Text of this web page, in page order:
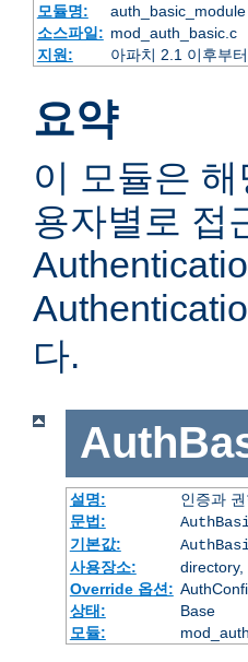
모듈명:
auth_basic_module
소스파일: mod_auth_basic.c
지원:
아파치 2.1 이후부터
요약
이 모듈은
용자별로 접
다.
설명:
인증과
문법:
기본값:
사용장소:
directory,
Override 옵션:
상태:
Base
모듈: